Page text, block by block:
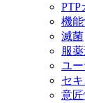
PTP
機
滅菌
服
ユ
セ
意